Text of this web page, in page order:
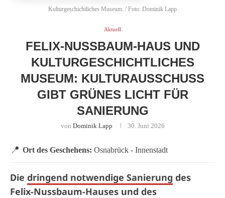
Kulturgeschichtliches Museum. / Foto: Dominik Lapp
Aktuell
FELIX-NUSSBAUM-HAUS UND
KULTURGESCHICHTLICHES
MUSEUM: KULTURAUSSCHUSS
GIBT GRÜNES LICHT FÜR
SANIERUNG
von Dominik Lapp 30. Juni 2026
📍 Ort des Geschehens: Osnabrück - Innenstadt
Die dringend notwendige Sanierung des
Felix-Nussbaum-Hauses und des